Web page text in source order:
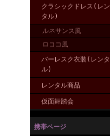
クラシックドレス(レン
タル)
ルネサンス風
ロココ風
バーレスク衣装(レンタ
ル)
レンタル商品
仮面舞踏会
携帯ページ